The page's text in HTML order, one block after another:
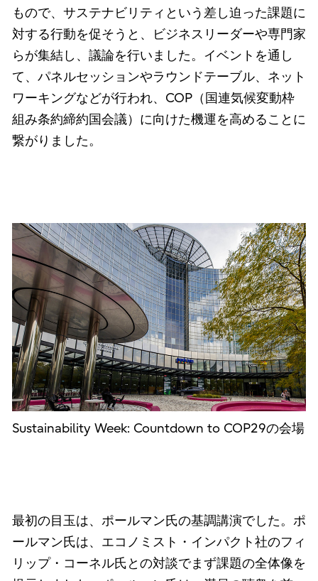
もので、サステナビリティという差し迫った課題に
対する行動を促そうと、ビジネスリーダーや専門家
らが集結し、議論を行いました。イベントを通し
て、パネルセッションやラウンドテーブル、ネット
ワーキングなどが行われ、COP（国連気候変動枠
組み条約締約国会議）に向けた機運を高めることに
繋がりました。
Sustainability Week: Countdown to COP29の会場
最初の目玉は、ポールマン氏の基調講演でした。ポ
ールマン氏は、エコノミスト・インパクト社のフィ
リップ・コーネル氏との対談でまず課題の全体像を